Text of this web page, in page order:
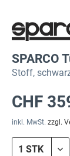
SPARCO
Stoff,
CHF
inkl. MwSt. zzgl.